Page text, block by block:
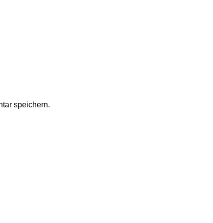
speichern.